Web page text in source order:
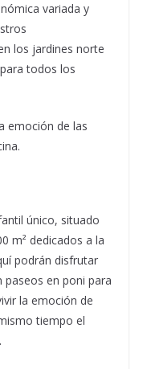
variada y
los jardines norte
todos los
emoción de las
único, situado
m² dedicados a la
podrán disfrutar
paseos en poni para
la emoción de
tiempo el